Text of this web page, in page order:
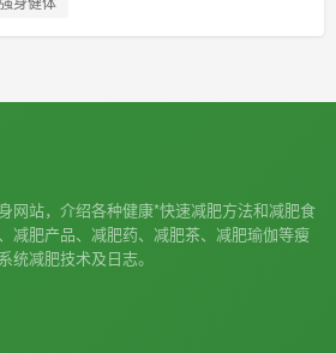
网站，介绍各种健康*快速减肥方法和减肥食
减肥产品、减肥药、减肥茶、减肥瑜伽等瘦
统减肥技术及日志。